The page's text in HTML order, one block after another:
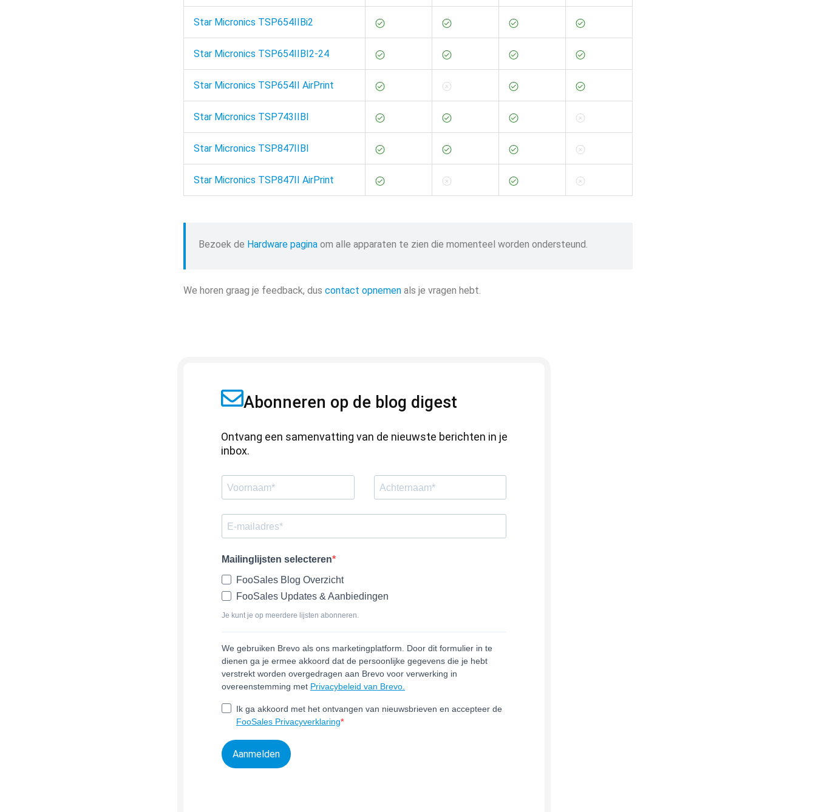
Star Micronics TSP654IIBi2
Star Micronics TSP654IIBI2-24
Star Micronics TSP654II AirPrint
Star Micronics TSP743IIBI
Star Micronics TSP847IIBI
Star Micronics TSP847II AirPrint
Bezoek de Hardware pagina om alle apparaten te zien die momenteel worden ondersteund.
We horen graag je feedback, dus contact opnemen als je vragen hebt.
Abonneren op de blog digest
Ontvang een samenvatting van de nieuwste berichten in je
inbox.
Mailinglijsten selecteren
FooSales Blog Overzicht
FooSales Updates & Aanbiedingen
Je kunt je op meerdere lijsten abonneren.
We gebruiken Brevo als ons marketingplatform. Door dit formulier in te
dienen ga je ermee akkoord dat de persoonlijke gegevens die je hebt
verstrekt worden overgedragen aan Brevo voor verwerking in
overeenstemming met Privacybeleid van Brevo.
Ik ga akkoord met het ontvangen van nieuwsbrieven en accepteer de
FooSales Privacyverklaring
Aanmelden